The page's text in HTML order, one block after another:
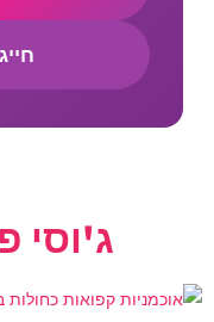
חייגו 055-
ג'וסי